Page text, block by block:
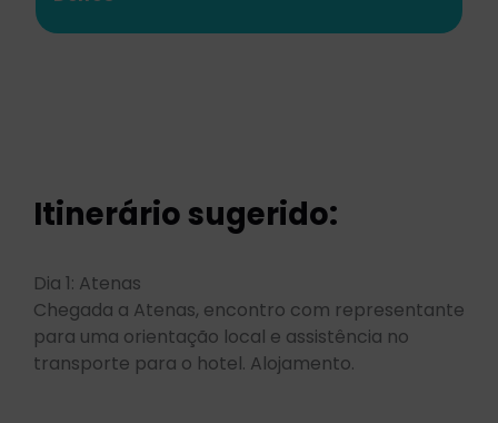
Itinerário sugerido:
Dia 1: Atenas
Chegada a Atenas, encontro com representante
para uma orientação local e assistência no
transporte para o hotel. Alojamento.